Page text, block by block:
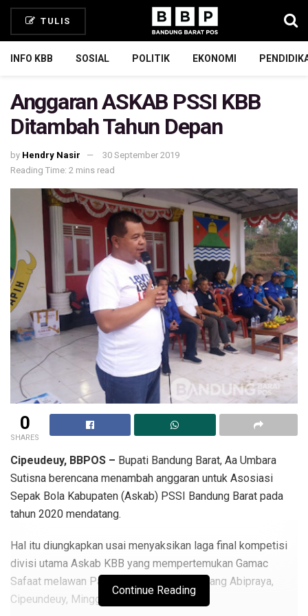
TULIS
INFO KBB SOSIAL POLITIK EKONOMI
Anggaran ASKAB PSSI KBB
Ditambah Tahun Depan
by Hendry Nasir
30 September 2019
Reading Time: 2 mins read
0
SHARES
Cipeudeuy, BBPOS – Bupati Bandung Barat, Aa Umbara
Sutisna berencana menambah anggaran untuk Asosiasi
Sepak Bola Kabupaten (Askab) PSSI Bandung Barat pada
tahun 2020 mendatang.
Hal itu diungkapkan usai menyaksikan laga final kompetisi
divisi utama Askab KBB yang mempertemukan Gamac
Safaat melawan Parongpong Muda di Lapang Abipraya,
Cipeundeuy, Minggu (29/9/2019).
Continue Reading